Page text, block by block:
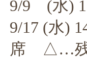
) 10
水) 14
わ